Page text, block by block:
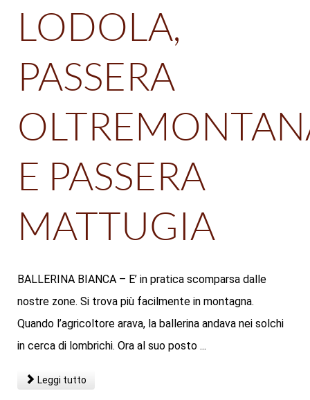
LODOLA,
PASSERA
E PASSERA
MATTUGIA
BALLERINA BIANCA – E’ in pratica scomparsa dalle
nostre zone. Si trova più facilmente in montagna.
Quando l’agricoltore arava, la ballerina andava nei solchi
in cerca di lombrichi. Ora al suo posto ...
Leggi tutto